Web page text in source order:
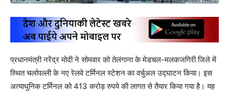
प्रधानमंत्री नरेंद्र मोदी ने सोमवार को तेलंगाना के मेडचल-मलकजगिरी जिले में
स्थित चर्लापल्ली के नए रेलवे टर्मिनल स्टेशन का वर्चुअल उद्घाटन किया। इस
अत्याधुनिक टर्मिनल को 413 करोड़ रुपये की लागत से तैयार किया गया है। यह